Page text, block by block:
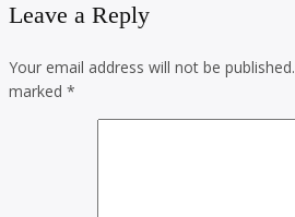
Leave a Reply
Your email address will not be published.
marked *